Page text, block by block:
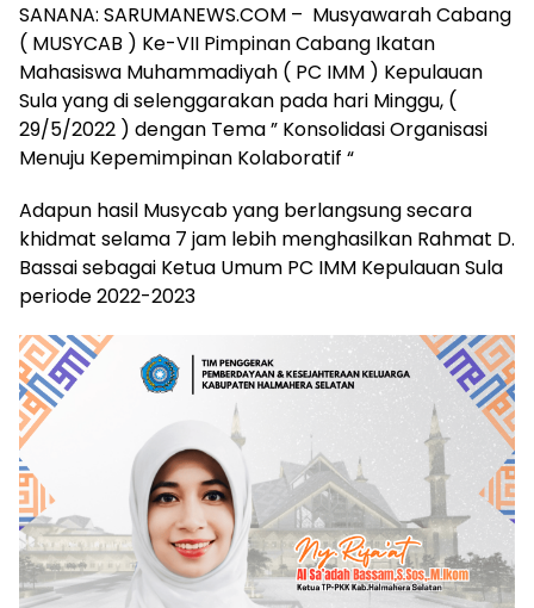
SANANA: SARUMANEWS.COM – Musyawarah Cabang
( MUSYCAB ) Ke-VII Pimpinan Cabang Ikatan
Mahasiswa Muhammadiyah ( PC IMM ) Kepulauan
Sula yang di selenggarakan pada hari Minggu, (
29/5/2022 ) dengan Tema ” Konsolidasi Organisasi
Menuju Kepemimpinan Kolaboratif “
Adapun hasil Musycab yang berlangsung secara
khidmat selama 7 jam lebih menghasilkan Rahmat D.
Bassai sebagai Ketua Umum PC IMM Kepulauan Sula
periode 2022-2023